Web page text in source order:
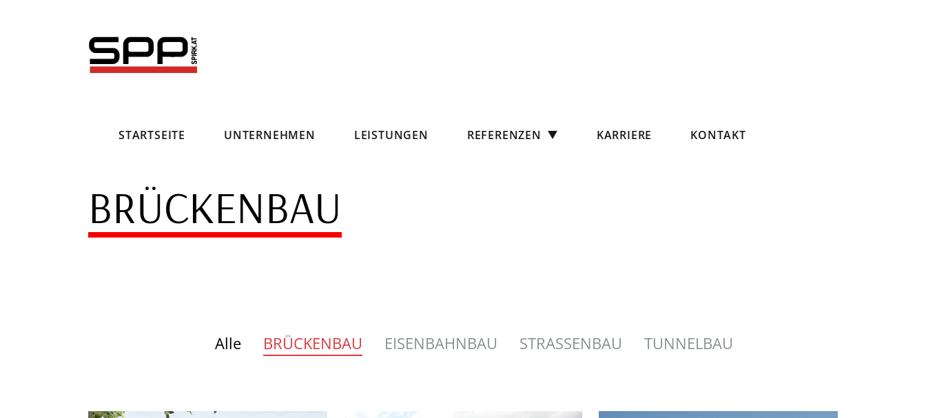
STARTSEITE UNTERNEHMEN LEISTUNGEN REFERENZEN KARRIERE KONTAKT
BRÜCKENBAU
Alle BRÜCKENBAU EISENBAHNBAU STRASSENBAU TUNNELBAU